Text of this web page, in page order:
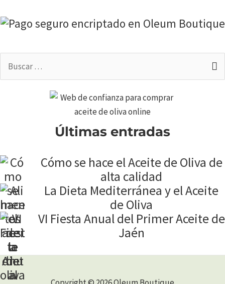
Últimas entradas
Cómo se hace el Aceite de Oliva de
alta calidad
La Dieta Mediterránea y el Aceite
de Oliva
VI Fiesta Anual del Primer Aceite de
Jaén